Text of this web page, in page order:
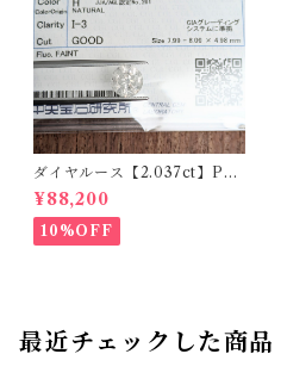
ダイヤルース【2.037ct】PR
O208851
¥88,200
10%OFF
最近チェックした商品